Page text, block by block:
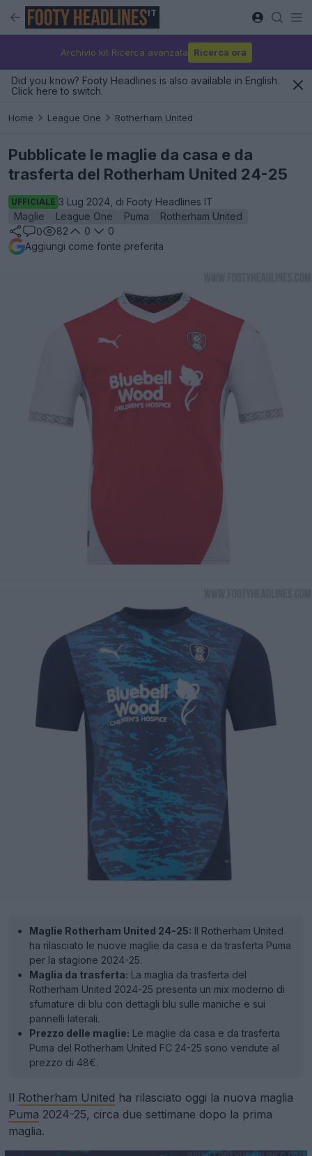
IT
Archivio kit Ricerca avanzata Ricerca ora
Did you know? Footy Headlines is also available in English.
Click here to switch.
Home League One Rotherham United
Pubblicate le maglie da casa e da
trasferta del Rotherham United 24-25
UFFICIALE 3 Lug 2024, di Footy Headlines IT
Maglie
League One Puma
Rotherham United
0
82 0
0
Aggiungi come fonte preferita
Maglie Rotherham United 24-25: Il Rotherham United
ha rilasciato le nuove maglie da casa e da trasferta Puma
per la stagione 2024-25.
Maglia da trasferta: La maglia da trasferta del
Rotherham United 2024-25 presenta un mix moderno di
sfumature di blu con dettagli blu sulle maniche e sui
pannelli laterali.
Prezzo delle maglie: Le maglie da casa e da trasferta
Puma del Rotherham United FC 24-25 sono vendute al
prezzo di 48€.
Il Rotherham United ha rilasciato oggi la nuova maglia
Puma 2024-25, circa due settimane dopo la prima
maglia.